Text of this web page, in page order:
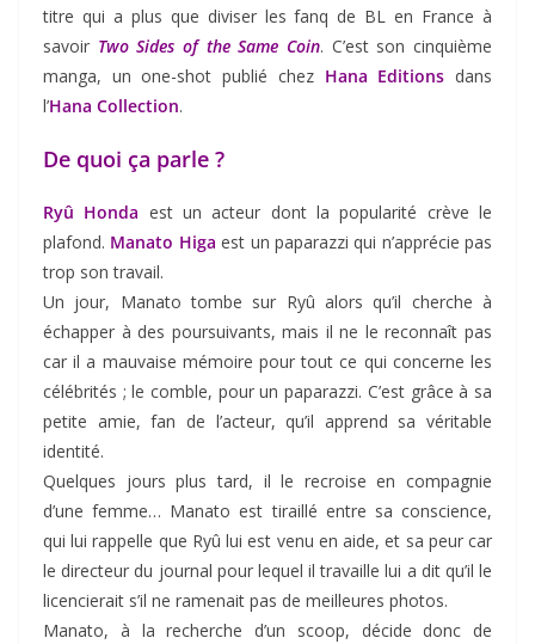
titre qui a plus que diviser les fanq de BL en France à
savoir Two Sides of the Same Coin. C’est son cinquième
manga, un one-shot publié chez Hana Editions dans
l’Hana Collection.
De quoi ça parle ?
Ryû Honda est un acteur dont la popularité crève le
plafond. Manato Higa est un paparazzi qui n’apprécie pas
trop son travail.
Un jour, Manato tombe sur Ryû alors qu’il cherche à
échapper à des poursuivants, mais il ne le reconnaît pas
car il a mauvaise mémoire pour tout ce qui concerne les
célébrités ; le comble, pour un paparazzi. C’est grâce à sa
petite amie, fan de l’acteur, qu’il apprend sa véritable
identité.
Quelques jours plus tard, il le recroise en compagnie
d’une femme… Manato est tiraillé entre sa conscience,
qui lui rappelle que Ryû lui est venu en aide, et sa peur car
le directeur du journal pour lequel il travaille lui a dit qu’il le
licencierait s’il ne ramenait pas de meilleures photos.
Manato, à la recherche d’un scoop, décide donc de